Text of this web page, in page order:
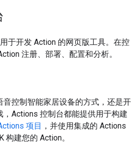
于开发 Action 的网页版工具。在控
注册、部署、配置和分析。
音控制智能家居设备的方式，还是开
Actions 控制台都能提供用于构建
项目 ，并使用集成的 Actions
构建您的 Action。